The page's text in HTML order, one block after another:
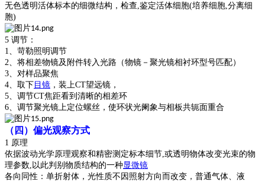
无色透明活体标本的细微结构，检查 ,鉴定活体细胞(培养细胞,分离细
胞)
5 调节：
1、苛勒照明调节
2、将相差物镜及附件转入光路（物镜－聚光镜相衬环型号匹配）
3、对样品聚焦
4、取下 目镜 ，装上CT望远镜，
5、调节CT焦距看到清晰的相差环
6、调节聚光镜上定位螺丝，使环状光阑象与相板共轭面重合
（四）偏光观察方式
1 原理
依据波动光学原理观察和精密测定标本细节 ,或透明物体改变光束的物
理参数,以此判别物质结构的一种显微镜
各向同性：单折射体，光性质不因照射方向而改变，普通气体、液